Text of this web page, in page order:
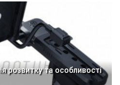
розвитку та особливості